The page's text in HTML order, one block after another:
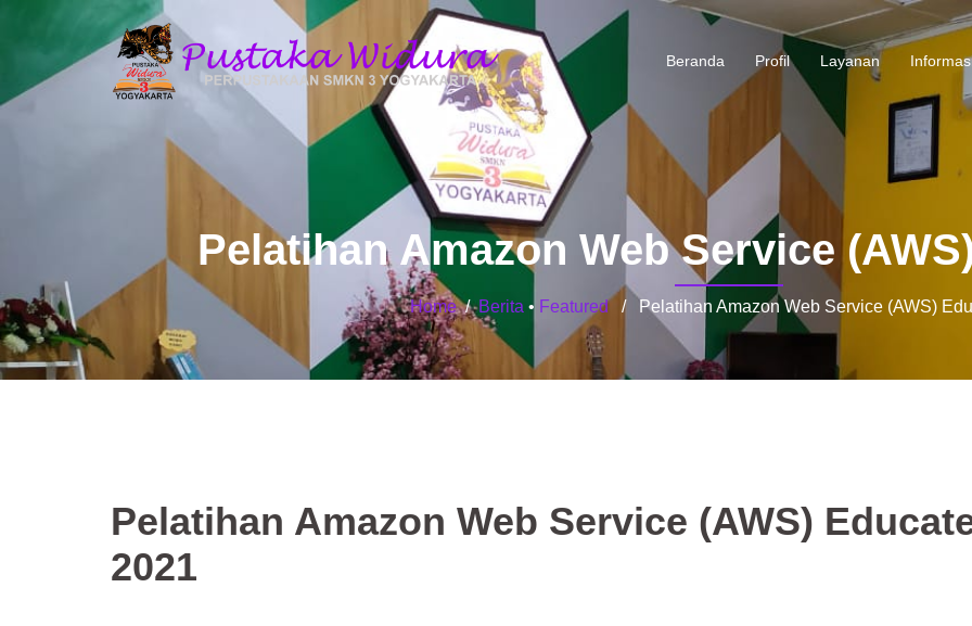
Beranda Profil Layanan
Pelatihan Amazon Web Service
Home/Berita • Featured/ Pelatihan Amazon Web Service (AWS)
Pelatihan Amazon Web Service (AWS)
2021